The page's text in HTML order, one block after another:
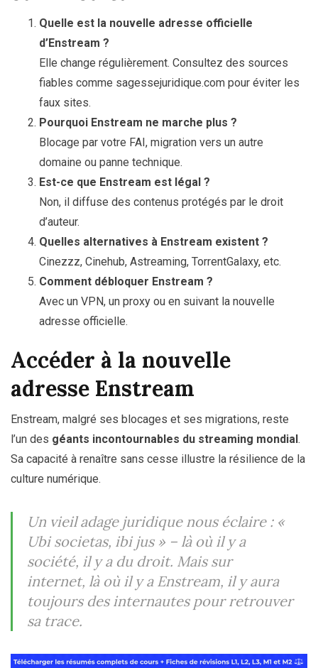
Quelle est la nouvelle adresse officielle
d’Enstream ?
Elle change régulièrement. Consultez des sources
fiables comme sagessejuridique.com pour éviter les
faux sites.
Pourquoi Enstream ne marche plus ?
Blocage par votre FAI, migration vers un autre
domaine ou panne technique.
Est-ce que Enstream est légal ?
Non, il diffuse des contenus protégés par le droit
d’auteur.
Quelles alternatives à Enstream existent ?
Cinezzz, Cinehub, Astreaming, TorrentGalaxy, etc.
Comment débloquer Enstream ?
Avec un VPN, un proxy ou en suivant la nouvelle
adresse officielle.
Accéder à la nouvelle
adresse Enstream
Enstream, malgré ses blocages et ses migrations, reste
l’un des géants incontournables du streaming mondial .
Sa capacité à renaître sans cesse illustre la résilience de la
culture numérique.
Un vieil adage juridique nous éclaire : «
Ubi societas, ibi jus » – là où il y a
société, il y a du droit. Mais sur
internet, là où il y a Enstream, il y aura
toujours des internautes pour retrouver
sa trace.